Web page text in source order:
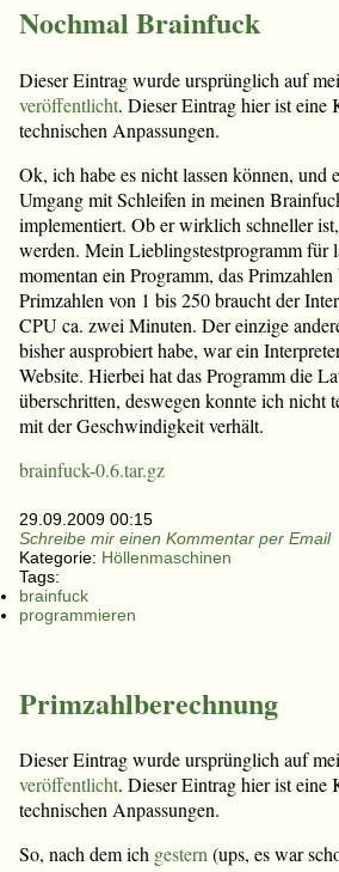
Nochmal Brainfuck
Dieser Eintrag wurde ursprünglich auf
veröffentlicht. Dieser Eintrag hier ist eine
technischen Anpassungen.
Ok, ich habe es nicht lassen können, und
Umgang mit Schleifen in meinen
implementiert. Ob er wirklich schneller
werden. Mein Lieblingstestprogramm für
momentan ein Programm, das
Primzahlen von 1 bis 250 braucht der
CPU ca. zwei Minuten. Der einzige
bisher ausprobiert habe, war ein
Website. Hierbei hat das Programm die
überschritten, deswegen konnte ich nicht
mit der Geschwindigkeit verhält.
brainfuck-0.6.tar.gz
29.09.2009 00:15
Schreibe mir einen Kommentar per Email
Kategorie: Höllenmaschinen
Tags:
brainfuck
programmieren
Primzahlberechnung
Dieser Eintrag wurde ursprünglich auf
veröffentlicht. Dieser Eintrag hier ist eine
technischen Anpassungen.
So, nach dem ich gestern(ups, es war